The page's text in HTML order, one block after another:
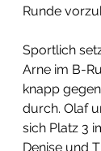
Runde
Sportlich
Arne im B-
knapp
durch. Olaf
sich Platz 3
Denise und